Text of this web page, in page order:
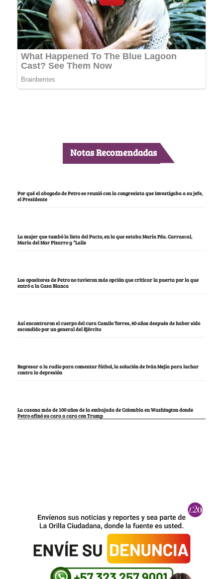
Notas Recomendadas
Por qué el abogado de Petro se reunió con la congresista que investigaba a su jefe,
el Presidente
La mujer que tumbó la lista del Pacto, en la que estaba María Fda. Carrascal,
María del Mar Pizarro y “Lalis
Los opositores de Petro no tuvieron más opción que criticar la puerta por la que
entró a la Casa Blanca
Así encontraron el cuerpo del cura Camilo Torres, 60 años después de haber sido
escondido por un general del Ejército
Regresar a la radio para comentar fútbol, la solución de Iván Mejía para luchar
contra la depresión
La casona más de 100 años de la embajada de Colombia en Washington donde
Petro afinó su cara a cara con Trump